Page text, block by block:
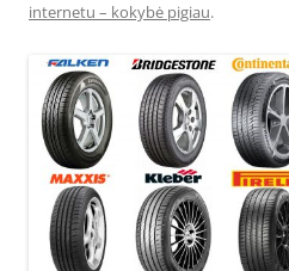
internetu – kokybė pigiau.